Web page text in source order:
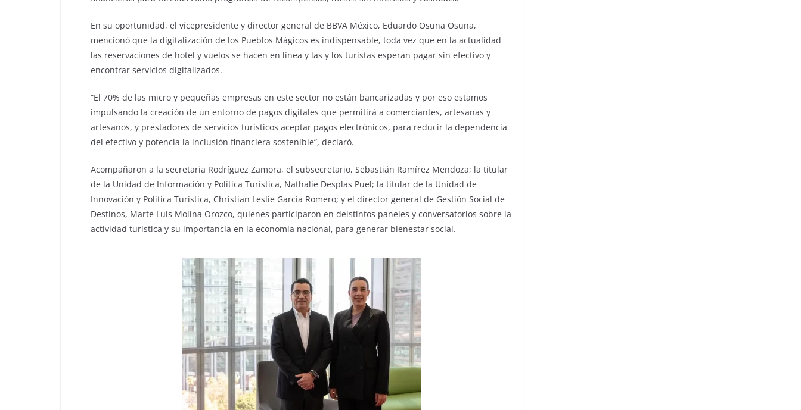
En su oportunidad, el vicepresidente y director general de BBVA México, Eduardo Osuna Osuna,
mencionó que la digitalización de los Pueblos Mágicos es indispensable, toda vez que en la actualidad
las reservaciones de hotel y vuelos se hacen en línea y las y los turistas esperan pagar sin efectivo y
encontrar servicios digitalizados.
“El 70% de las micro y pequeñas empresas en este sector no están bancarizadas y por eso estamos
impulsando la creación de un entorno de pagos digitales que permitirá a comerciantes, artesanas y
artesanos, y prestadores de servicios turísticos aceptar pagos electrónicos, para reducir la dependencia
del efectivo y potencia la inclusión financiera sostenible”, declaró.
Acompañaron a la secretaria Rodríguez Zamora, el subsecretario, Sebastián Ramírez Mendoza; la titular
de la Unidad de Información y Política Turística, Nathalie Desplas Puel; la titular de la Unidad de
Innovación y Política Turística, Christian Leslie García Romero; y el director general de Gestión Social de
Destinos, Marte Luis Molina Orozco, quienes participaron en deistintos paneles y conversatorios sobre la
actividad turística y su importancia en la economía nacional, para generar bienestar social.